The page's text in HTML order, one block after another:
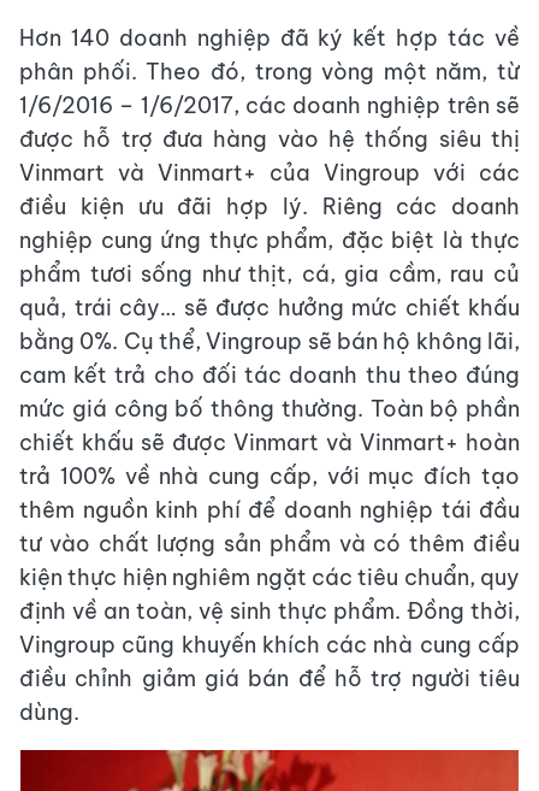
Hơn 140 doanh nghiệp đã ký kết hợp tác về
phân phối. Theo đó, trong vòng một năm, từ
1/6/2016 – 1/6/2017, các doanh nghiệp trên sẽ
được hỗ trợ đưa hàng vào hệ thống siêu thị
Vinmart và Vinmart+ của Vingroup với các
điều kiện ưu đãi hợp lý. Riêng các doanh
nghiệp cung ứng thực phẩm, đặc biệt là thực
phẩm tươi sống như thịt, cá, gia cầm, rau củ
quả, trái cây… sẽ được hưởng mức chiết khấu
bằng 0%. Cụ thể, Vingroup sẽ bán hộ không lãi,
cam kết trả cho đối tác doanh thu theo đúng
mức giá công bố thông thường. Toàn bộ phần
chiết khấu sẽ được Vinmart và Vinmart+ hoàn
trả 100% về nhà cung cấp, với mục đích tạo
thêm nguồn kinh phí để doanh nghiệp tái đầu
tư vào chất lượng sản phẩm và có thêm điều
kiện thực hiện nghiêm ngặt các tiêu chuẩn, quy
định về an toàn, vệ sinh thực phẩm. Đồng thời,
Vingroup cũng khuyến khích các nhà cung cấp
điều chỉnh giảm giá bán để hỗ trợ người tiêu
dùng.